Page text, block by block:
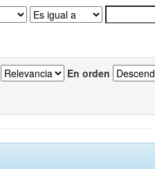
En orden